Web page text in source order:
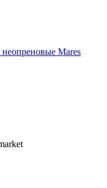
Mares